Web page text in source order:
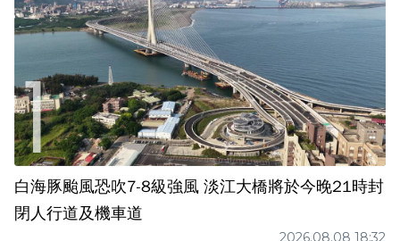
白海豚颱風恐吹7-8級強風 淡江大橋將於今晚21時封
閉人行道及機車道
2026.08.08 18:32